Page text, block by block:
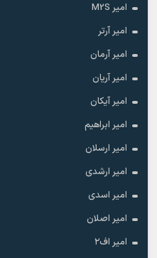
امیر M2S
امیر آرتر
امیر آرمان
امیر آریان
امیر آیکان
امیر ابراهیم
امیر ارسلان
امیر ارشدی
امیر اسدی
امیر اصلان
امیر اف۲